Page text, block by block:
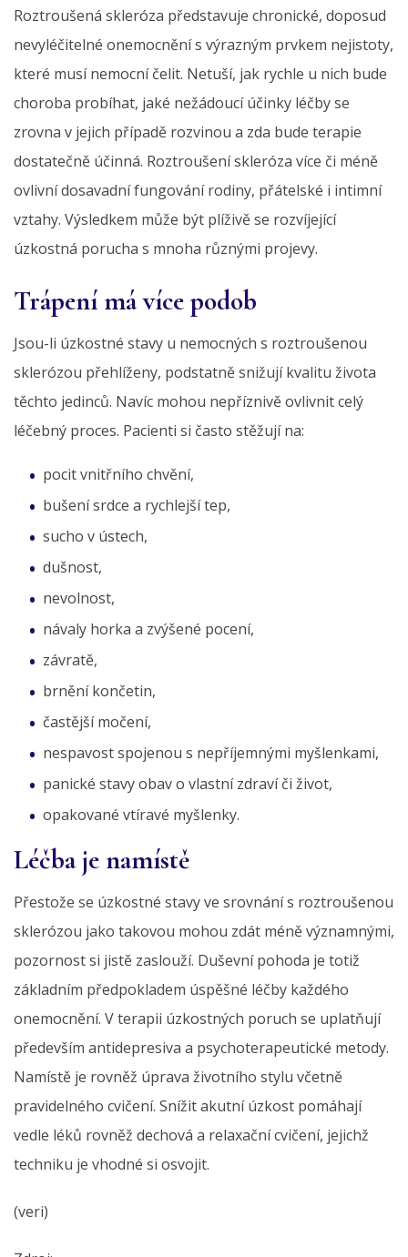
Roztroušená skleróza představuje chronické, doposud
nevyléčitelné onemocnění s výrazným prvkem nejistoty,
které musí nemocní čelit. Netuší, jak rychle u nich bude
choroba probíhat, jaké nežádoucí účinky léčby se
zrovna v jejich případě rozvinou a zda bude terapie
dostatečně účinná. Roztroušení skleróza více či méně
ovlivní dosavadní fungování rodiny, přátelské i intimní
vztahy. Výsledkem může být plíživě se rozvíjející
úzkostná porucha s mnoha různými projevy.
Trápení má více podob
Jsou-li úzkostné stavy u nemocných s roztroušenou
sklerózou přehlíženy, podstatně snižují kvalitu života
těchto jedinců. Navíc mohou nepříznivě ovlivnit celý
léčebný proces. Pacienti si často stěžují na:
pocit vnitřního chvění,
bušení srdce a rychlejší tep,
sucho v ústech,
dušnost,
nevolnost,
návaly horka a zvýšené pocení,
závratě,
brnění končetin,
častější močení,
nespavost spojenou s nepříjemnými myšlenkami,
panické stavy obav o vlastní zdraví či život,
opakované vtíravé myšlenky.
Léčba je namístě
Přestože se úzkostné stavy ve srovnání s roztroušenou
sklerózou jako takovou mohou zdát méně významnými,
pozornost si jistě zaslouží. Duševní pohoda je totiž
základním předpokladem úspěšné léčby každého
onemocnění. V terapii úzkostných poruch se uplatňují
především antidepresiva a psychoterapeutické metody.
Namístě je rovněž úprava životního stylu včetně
pravidelného cvičení. Snížit akutní úzkost pomáhají
vedle léků rovněž dechová a relaxační cvičení, jejichž
techniku je vhodné si osvojit.
(veri)